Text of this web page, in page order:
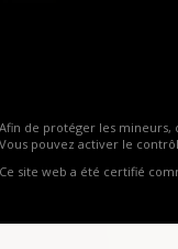
Afin de protéger les mineurs,
Vous pouvez activer le
Ce site web a été certifié